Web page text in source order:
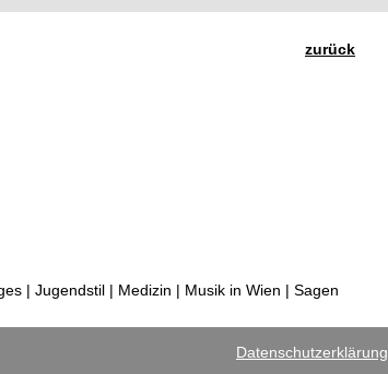
zurück
| Jugendstil | Medizin | Musik in Wien | Sagen
Datenschutzerklärung